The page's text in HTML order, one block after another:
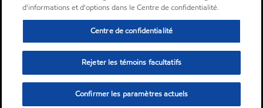
d'informations et d'options dans le Centre de confidentialité.
Centre de confidentialité
Rejeter les témoins facultatifs
Confirmer les paramètres actuels